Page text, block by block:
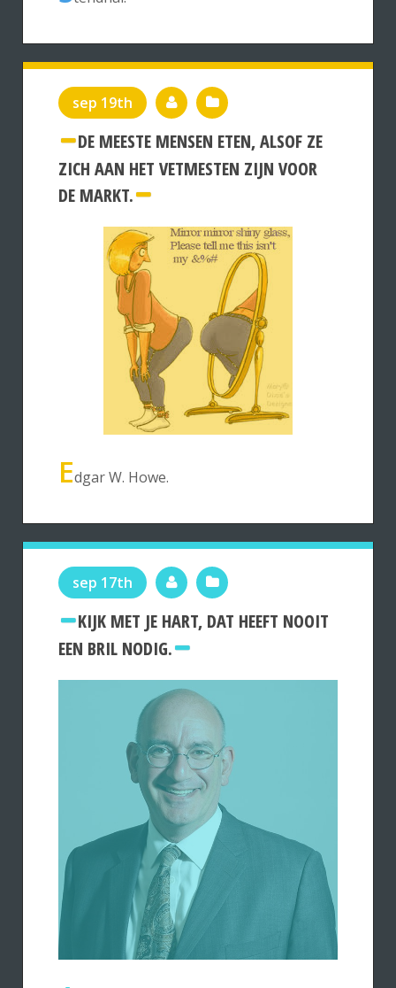
sep 19th
DE MEESTE MENSEN ETEN, ALSOF ZE
ZICH AAN HET VETMESTEN ZIJN VOOR
DE MARKT.
Edgar W. Howe.
sep 17th
KIJK MET JE HART, DAT HEEFT NOOIT
EEN BRIL NODIG.